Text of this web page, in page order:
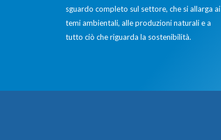
sguardo completo sul settore, che si allarga ai
temi ambientali, alle produzioni naturali e a
tutto ciò che riguarda la sostenibilità.